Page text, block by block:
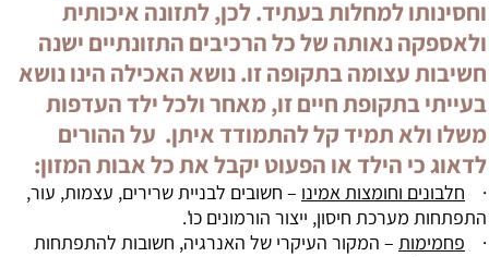
וחסינותו למחלות בעתיד. לכן, לתזונה איכותית
ולאספקה נאותה של כל הרכיבים התזונתיים ישנה
חשיבות עצומה בתקופה זו. נושא האכילה הינו נושא
בעייתי בתקופת חיים זו, מאחר ולכל ילד העדפות
משלו ולא תמיד קל להתמודד איתן. על ההורים
לדאוג כי הילד או הפעוט יקבל את כל אבות המזון:
· חלבונים וחומצות אמינו – חשובים לבניית שרירים, עצמות, עור,
התפתחות מערכת חיסון, ייצור הורמונים כו'.
· פחמימות – המקור העיקרי של האנרגיה, חשובות להתפתחות